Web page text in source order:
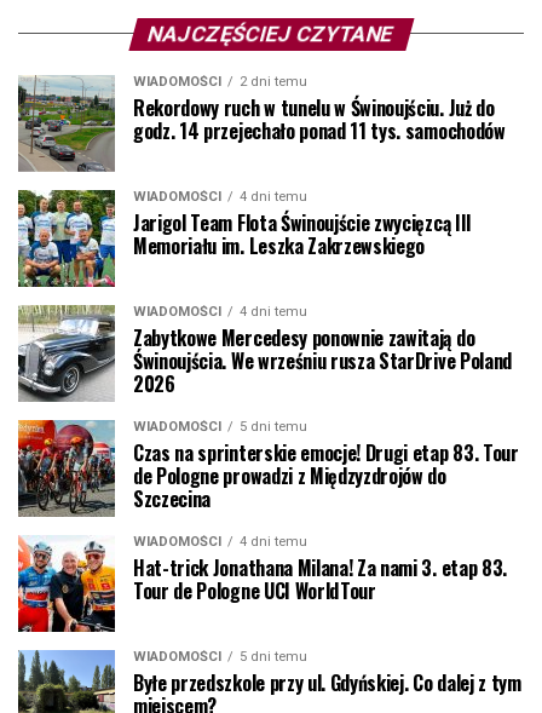
NAJCZĘŚCIEJ CZYTANE
WIADOMOŚCI 2 dni temu
Rekordowy ruch w tunelu w Świnoujściu. Już do
godz. 14 przejechało ponad 11 tys. samochodów
WIADOMOŚCI 4 dni temu
Jarigol Team Flota Świnoujście zwycięzcą III
Memoriału im. Leszka Zakrzewskiego
WIADOMOŚCI 4 dni temu
Zabytkowe Mercedesy ponownie zawitają do
Świnoujścia. We wrześniu rusza StarDrive Poland
2026
WIADOMOŚCI 5 dni temu
Czas na sprinterskie emocje! Drugi etap 83. Tour
de Pologne prowadzi z Międzyzdrojów do
Szczecina
WIADOMOŚCI 4 dni temu
Hat-trick Jonathana Milana! Za nami 3. etap 83.
Tour de Pologne UCI WorldTour
WIADOMOŚCI 5 dni temu
Byłe przedszkole przy ul. Gdyńskiej. Co dalej z tym
miejscem?